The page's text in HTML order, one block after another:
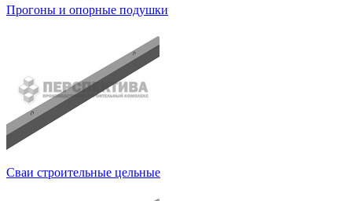
Прогоны и опорные подушки
Сваи строительные цельные